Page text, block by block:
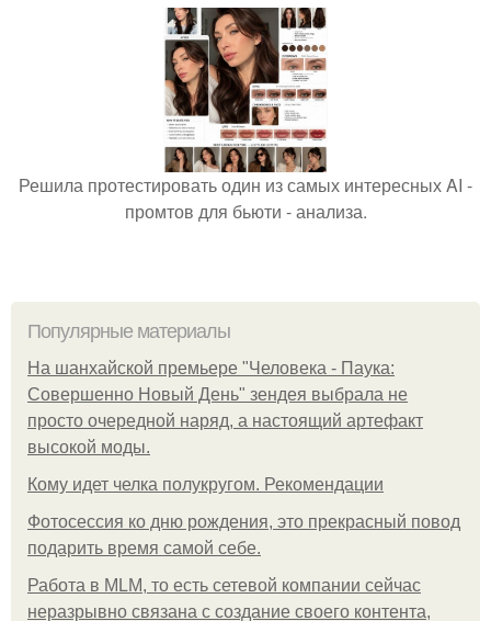
Решила протестировать один из самых интересных AI -
промтов для бьюти - анализа.
Популярные материалы
На шанхайской премьере "Человека - Паука:
Совершенно Новый День" зендея выбрала не
просто очередной наряд, а настоящий артефакт
высокой моды.
Кому идет челка полукругом. Рекомендации
Фотосессия ко дню рождения, это прекрасный повод
подарить время самой себе.
Работа в MLM, то есть сетевой компании сейчас
неразрывно связана с создание своего контента,